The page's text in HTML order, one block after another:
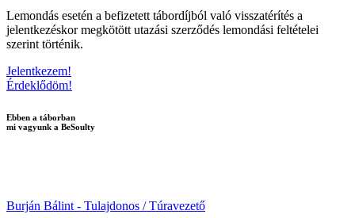
Lemondás esetén a befizetett tábordíjból való visszatérítés a
jelentkezéskor megkötött utazási szerződés lemondási feltételei
szerint történik.
Jelentkezem!
Érdeklődöm!
Ebben a táborban
mi vagyunk a BeSoulty
Burján Bálint - Tulajdonos / Túravezető